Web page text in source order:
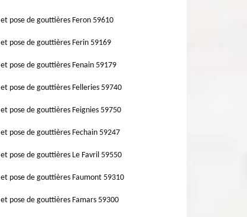
pose de gouttières Feron 59610
pose de gouttières Ferin 59169
pose de gouttières Fenain 59179
pose de gouttières Felleries 59740
pose de gouttières Feignies 59750
pose de gouttières Fechain 59247
pose de gouttières Le Favril 59550
pose de gouttières Faumont 59310
pose de gouttières Famars 59300